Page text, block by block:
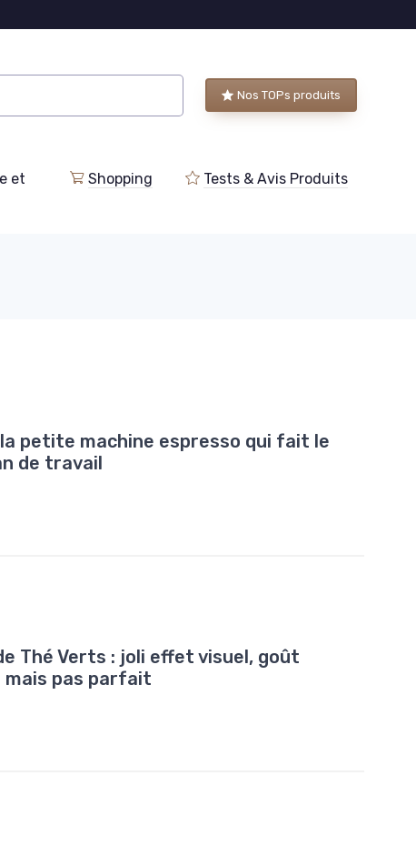
Nos TOPs produits
et
Shopping Tests & Avis Produits
la petite machine espresso qui fait le
de travail
Thé Verts : joli effet visuel, goût
mais pas parfait